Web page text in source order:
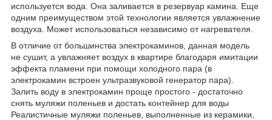
используется вода. Она заливается в резервуар камина. Еще
одним преимуществом этой технологии является увлажнение
воздуха. Mожет использоваться независимо от нагревателя.
В отличие от большинства электрокаминов, данная модель
не сушит, а увлажняет воздух в квартире благодаря имитации
эффекта пламени при помощи холодного пара (в
электрокамин встроен ультразвуковой генератор пара).
Залить воду в электрокамин проще простого - достаточно
снять муляжи поленьев и достать контейнер для воды
Реалистичные муляжи поленьев, выполненные из керамики,